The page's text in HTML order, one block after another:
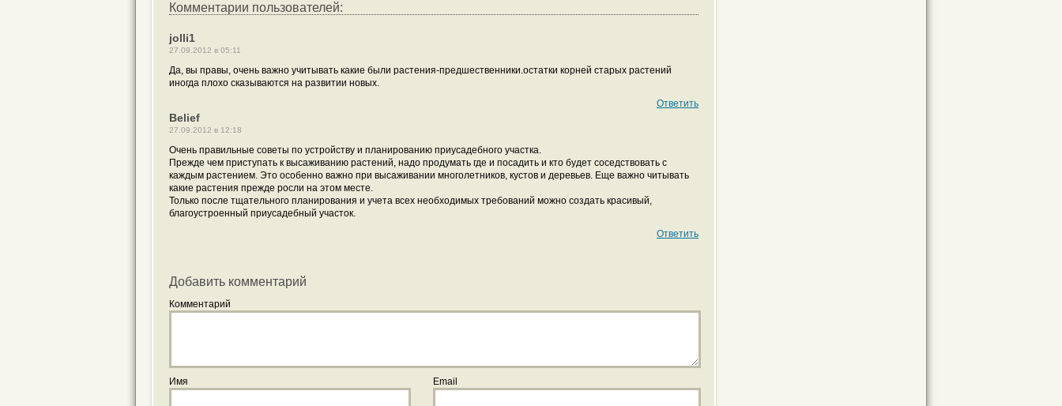
Комментарии пользователей:
jolli1
27.09.2012 в 05:11
Да, вы правы, очень важно учитывать какие были растения-предшественники.остатки корней старых растений
иногда плохо сказываются на развитии новых.
Ответить
Belief
27.09.2012 в 12:18
Очень правильные советы по устройству и планированию приусадебного участка.
Прежде чем приступать к высаживанию растений, надо продумать где и посадить и кто будет соседствовать с
каждым растением. Это особенно важно при высаживании многолетников, кустов и деревьев. Еще важно читывать
какие растения прежде росли на этом месте.
Только после тщательного планирования и учета всех необходимых требований можно создать красивый,
благоустроенный приусадебный участок.
Ответить
Добавить комментарий
Комментарий
Имя Email